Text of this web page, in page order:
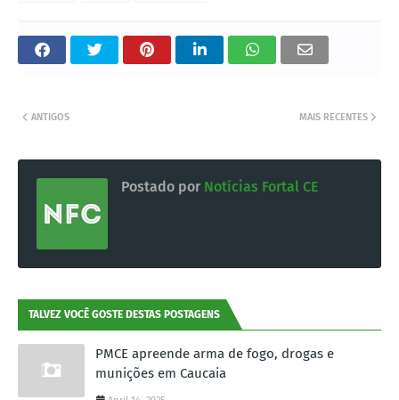
MAIS RECENTES
ANTIGOS
Postado por Notícias Fortal CE
TALVEZ VOCÊ GOSTE DESTAS POSTAGENS
PMCE apreende arma de fogo, drogas e
munições em Caucaia